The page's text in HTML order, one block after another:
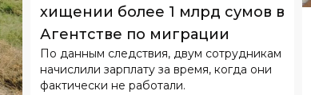
хищении более 1 млрд сумов в
Агентстве по миграции
По данным следствия, двум сотрудникам
начислили зарплату за время, когда они
фактически не работали.